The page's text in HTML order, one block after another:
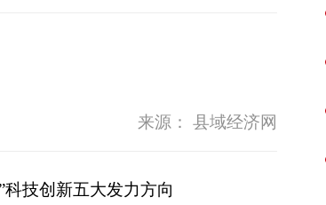
来源： 县域经济网
技创新五大发力方向